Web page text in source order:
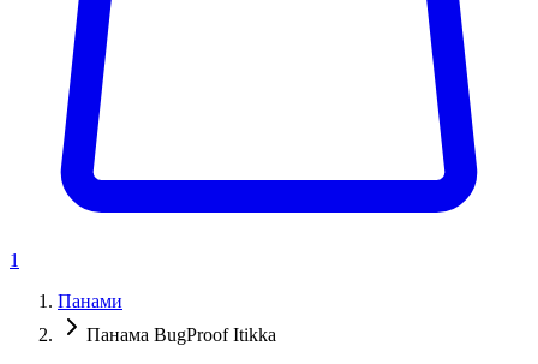
1
Панами
Панама BugProof Itikka